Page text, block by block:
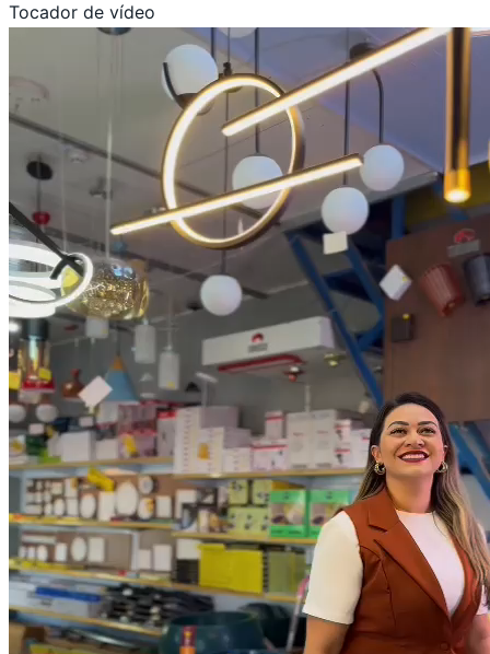
Tocador de vídeo